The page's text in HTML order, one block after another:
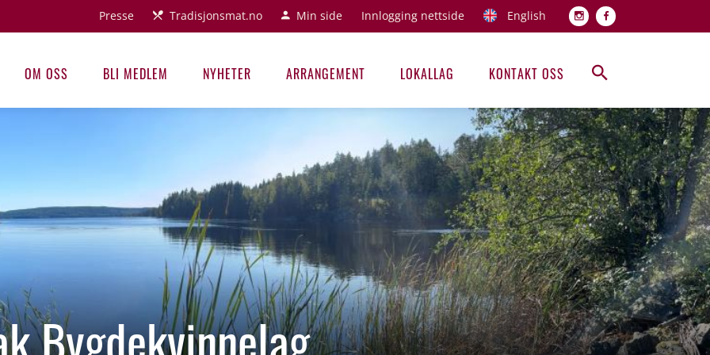
Topp
Presse Tradisjonsmat.no Min side Innlogging nettside English
Hovedmeny
OM OSS BLI MEDLEM NYHETER ARRANGEMENT LOKALLAG KONTAKT OSS
Bygdekvinnelag